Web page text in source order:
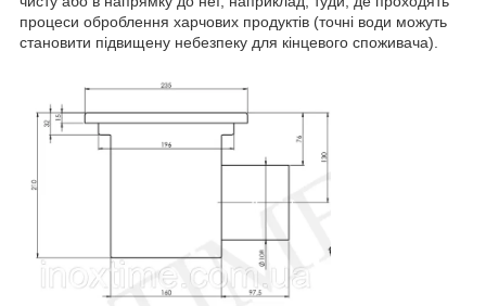
процеси оброблення харчових продуктів (точні води можуть
становити підвищену небезпеку для кінцевого споживача).